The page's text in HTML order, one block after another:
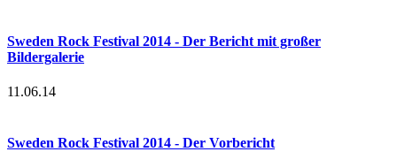
Sweden Rock Festival 2014 - Der Bericht mit großer
Bildergalerie
11.06.14
Sweden Rock Festival 2014 - Der Vorbericht